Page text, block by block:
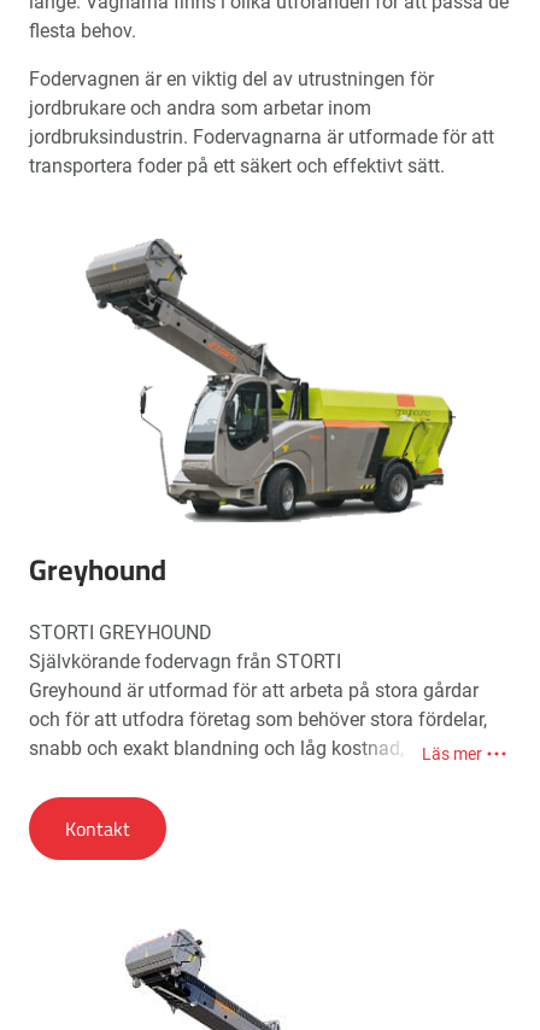
flesta behov.
Fodervagnen är en viktig del av utrustningen för
jordbrukare och andra som arbetar inom
jordbruksindustrin. Fodervagnarna är utformade för att
transportera foder på ett säkert och effektivt sätt.
Greyhound
STORTI GREYHOUND
Självkörande fodervagn från STORTI
Greyhound är utformad för att arbeta på stora gårdar
och för att utfodra företag som behöver stora fördelar,
snabb och exakt blandning och låg kostnad, säkerhet
hytten.
Innovativa tekniska lösningar gör maskinen unik på
Skär- och blandningssystemet är uppbyggt med en
central horisontell öppen skruv ø850mm med knivar och
2 toppskruvar med STORTI:s exklusiva multiflow-teknik.
Läs mer
Kontakt